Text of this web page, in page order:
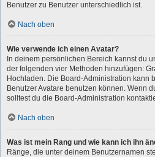
Benutzer zu Benutzer unterschiedlich ist.
Nach oben
Wie verwende ich einen Avatar?
In deinem persönlichen Bereich kannst du
der folgenden vier Methoden hinzufügen:
Hochladen. Die Board-Administration kann
Benutzer Avatare benutzen können. Wenn
solltest du die Board-Administration
Nach oben
Was ist mein Rang und wie kann ich ihn
Ränge, die unter deinem Benutzernamen